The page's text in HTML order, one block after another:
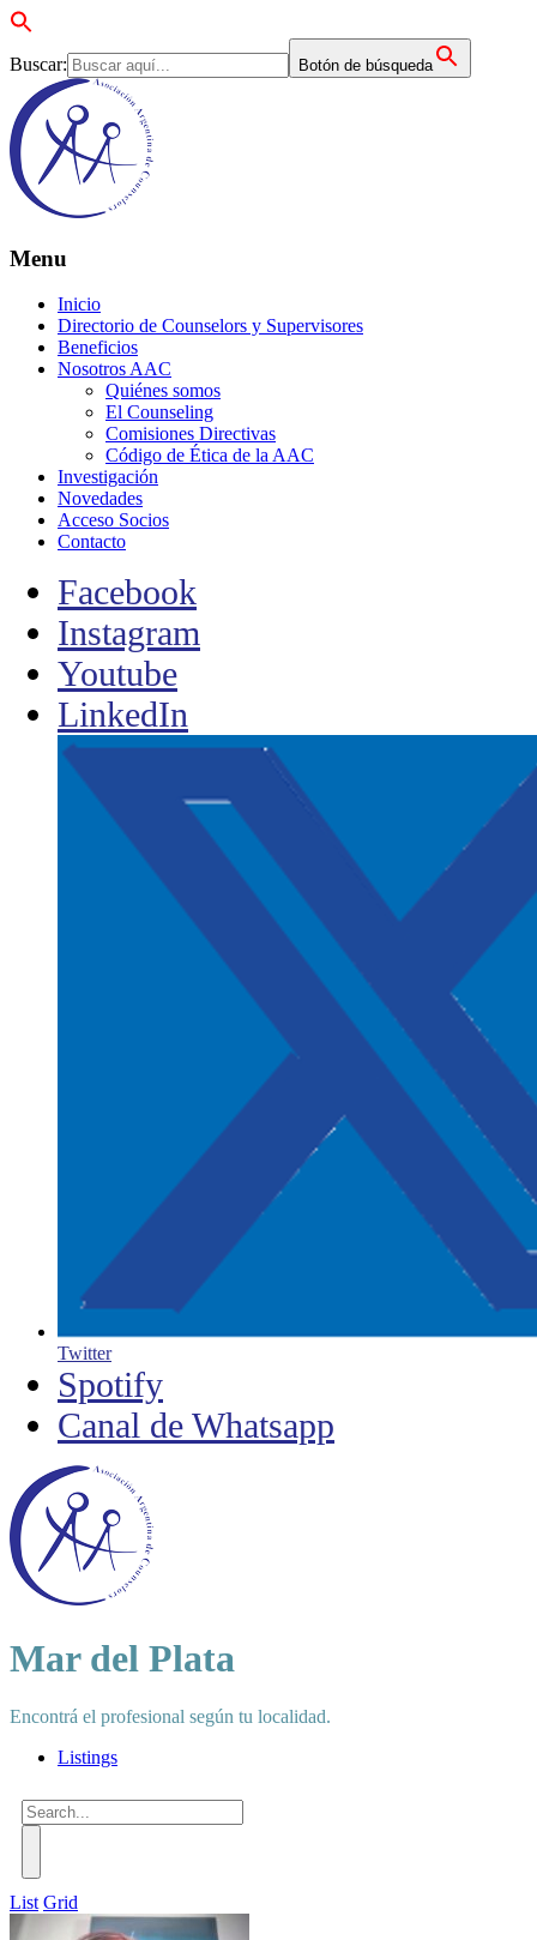
Buscar: Botón de búsqueda
Menu
Inicio
Directorio de Counselors y Supervisores
Beneficios
Nosotros AAC
Quiénes somos
El Counseling
Comisiones Directivas
Código de Ética de la AAC
Investigación
Novedades
Acceso Socios
Contacto
Facebook
Instagram
Youtube
LinkedIn
Twitter
Spotify
Canal de Whatsapp
Mar del Plata
Encontrá el profesional según tu localidad.
Listings
List Grid